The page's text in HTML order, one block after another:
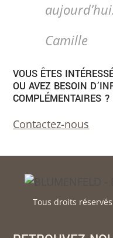
aujourd’hui.
Camille
VOUS ÊTES
OU AVEZ BESOIN
COMPLÉMENTAIRES ?
Contactez-nous
Tous droits